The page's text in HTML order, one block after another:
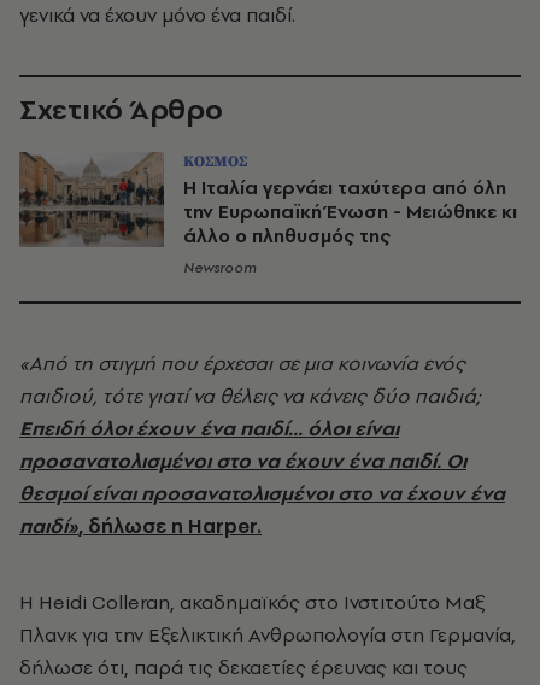
γενικά να έχουν μόνο ένα παιδί.
Σχετικό Άρθρο
ΚΟΣΜΟΣ
Η Ιταλία γερνάει ταχύτερα από όλη
την Ευρωπαϊκή Ένωση - Μειώθηκε κι
άλλο ο πληθυσμός της
Newsroom
«Από τη στιγμή που έρχεσαι σε μια κοινωνία ενός
παιδιού, τότε γιατί να θέλεις να κάνεις δύο παιδιά;
Επειδή όλοι έχουν ένα παιδί... όλοι είναι
προσανατολισμένοι στο να έχουν ένα παιδί. Οι
θεσμοί είναι προσανατολισμένοι στο να έχουν ένα
παιδί», δήλωσε η Harper.
Η Heidi Colleran, ακαδημαϊκός στο Ινστιτούτο Μαξ
Πλανκ για την Εξελικτική Ανθρωπολογία στη Γερμανία,
δήλωσε ότι, παρά τις δεκαετίες έρευνας και τους